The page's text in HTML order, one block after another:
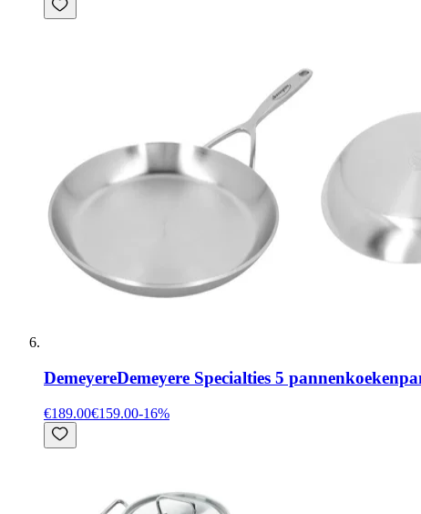
DemeyereDemeyere Specialties 5
€189.00€159.00-16%